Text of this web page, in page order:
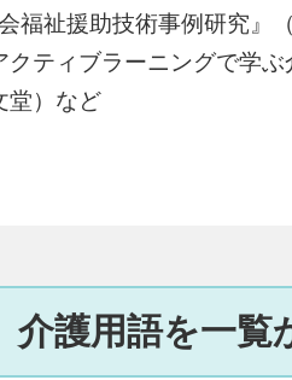
福祉援助技術事例研究』
ティブラーニングで学
堂）など
介護用語を一覧